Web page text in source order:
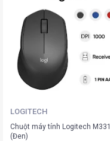
LOGITECH
Chuột máy tính Logitech M331
(Đen)